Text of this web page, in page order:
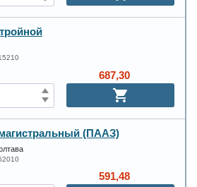
687,30
(ПААЗ)
591,48